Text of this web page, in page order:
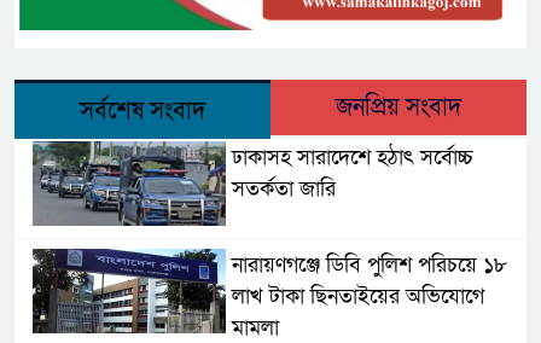
সর্বশেষ সংবাদ জনপ্রিয় সংবাদ
ঢাকাসহ সারাদেশে হঠাৎ সর্বোচ্চ
সতর্কতা জা‌রি
নারায়ণগঞ্জে ডিবি পুলিশ পরিচয়ে ১৮
লাখ টাকা ছিনতাইয়ের অভিযোগে
মামলা